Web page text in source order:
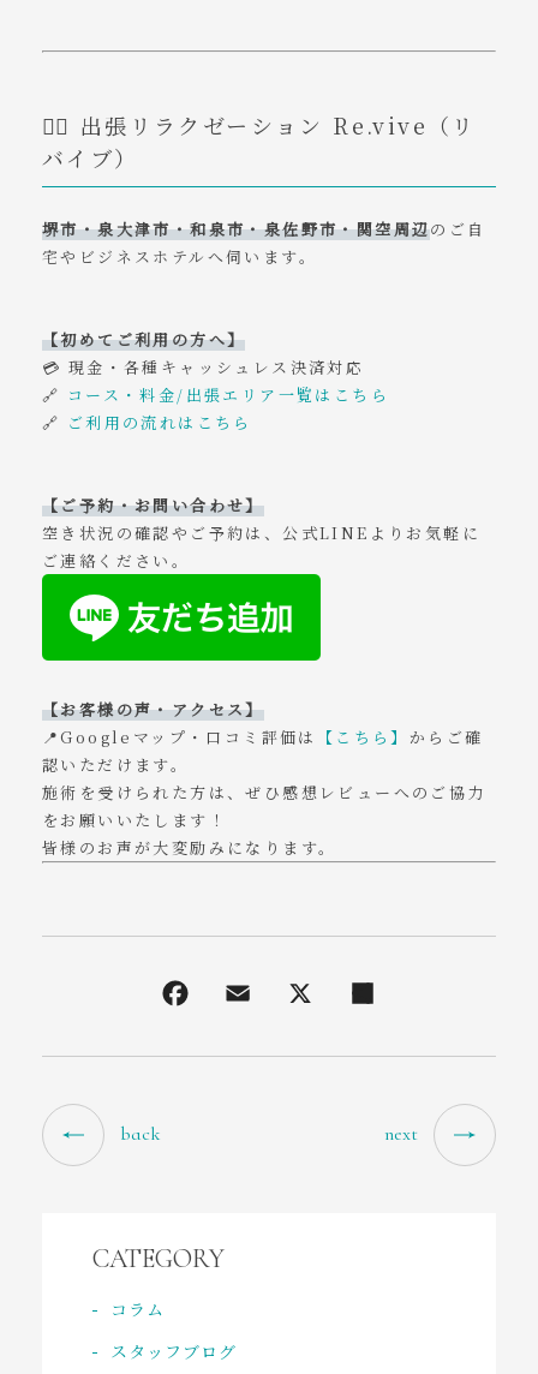
💆‍♂️ 出張リラクゼーション Re.vive（リ
バイブ）
堺市・泉大津市・和泉市・泉佐野市・関空周辺のご自
宅やビジネスホテルへ伺います。
【初めてご利用の方へ】
💳 現金・各種キャッシュレス決済対応
🔗 コース・料金/出張エリア一覧はこちら
🔗 ご利用の流れはこちら
【ご予約・お問い合わせ】
空き状況の確認やご予約は、公式LINEよりお気軽に
ご連絡ください。
【お客様の声・アクセス】
📍Googleマップ・口コミ評価は
【こちら】 からご確
認いただけます。
施術を受けられた方は、ぜひ感想レビューへのご協力
をお願いいたします！
皆様のお声が大変励みになります。
back next
CATEGORY
コラム
スタッフブログ